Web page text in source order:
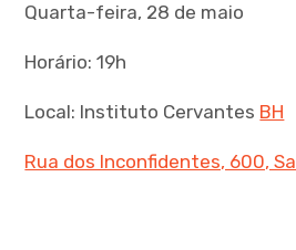
Quarta-feira, 28 de maio
Horário: 19h
Local: Instituto Cervantes BH
Rua dos Inconfidentes, 600,